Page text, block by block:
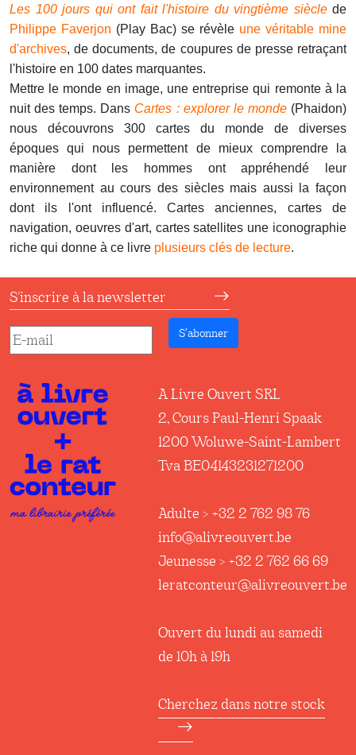
Les 100 jours qui ont fait l'histoire du vingtième sièclede
Philippe Faverjon (Play Bac) se révèle une véritable mine
d'archives, de documents, de coupures de presse retraçant
l'histoire en 100 dates marquantes.
Mettre le monde en image, une entreprise qui remonte à la
nuit des temps. Dans Cartes : explorer le monde (Phaidon)
nous découvrons 300 cartes du monde de diverses
époques qui nous permettent de mieux comprendre la
manière dont les hommes ont appréhendé leur
environnement au cours des siècles mais aussi la façon
dont ils l'ont influencé. Cartes anciennes, cartes de
navigation, oeuvres d'art, cartes satellites une iconographie
riche qui donne à ce livre plusieurs clés de lecture.
S'inscrire à la newsletter
S’abonner
A Livre Ouvert SRL
2, Cours Paul-Henri Spaak
1200 Woluwe-Saint-Lambert
Tva BE04143231271200
Adulte > +32 2 762 98 76
info@alivreouvert.be
Jeunesse > +32 2 762 66 69
leratconteur@alivreouvert.be
Ouvert du lundi au samedi
de 10h à 19h
Cherchez dans notre stock